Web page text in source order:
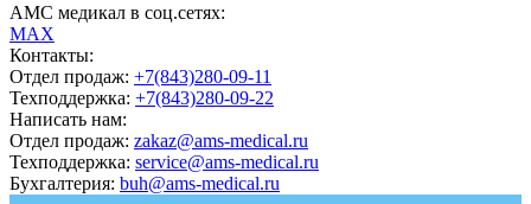
АМС медикал в соц.сетях:
MAX
Контакты:
Отдел продаж: +7(843)280-09-11
Техподдержка: +7(843)280-09-22
Написать нам:
Отдел продаж: zakaz@ams-medical.ru
Техподдержка: service@ams-medical.ru
Бухгалтерия: buh@ams-medical.ru